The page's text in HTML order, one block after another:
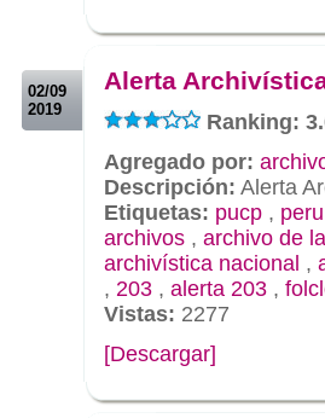
02/09
2019
Alerta Archivística
Ranking:
Agregado por:
Descripción: Alerta
Etiquetas: pucp , peru
archivos , archivo de
archivística nacional ,
, 203 , alerta 203 ,
Vistas: 2277
[Descargar]